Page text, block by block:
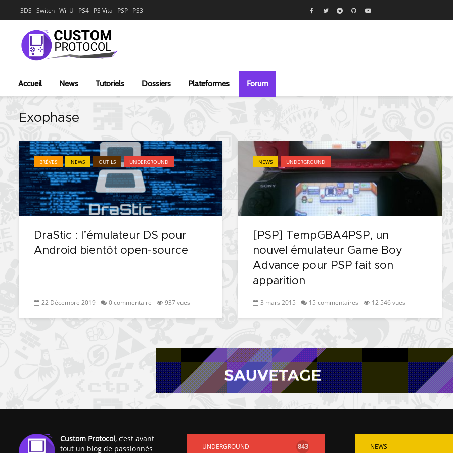
3DS Switch Wii U PS4 PS Vita PSP PS3
Accueil News Tutoriels Dossiers Plateformes Forum
Exophase
BRÈVES NEWS OUTILS UNDERGROUND
DraStic : l’émulateur DS pour
Android bientôt open-source
22 Décembre 2019 0 commentaire 937 vues
NEWS UNDERGROUND
[PSP] TempGBA4PSP, un
nouvel émulateur Game Boy
Advance pour PSP fait son
apparition
3 mars 2015 15 commentaires 12 546 vues
Custom Protocol, c’est avant
tout un blog de passionnés
UNDERGROUND 843 NEWS